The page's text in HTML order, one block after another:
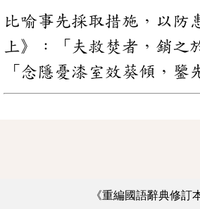
比喻事先採取措施，以防
上》：「夫救焚者，銷之
「念隱憂漆室效葵傾，鑒
《重編國語辭典修訂